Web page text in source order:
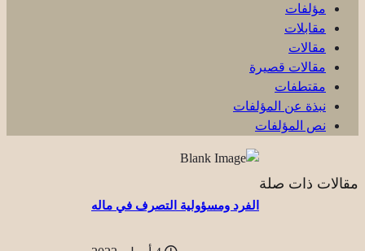
مؤلفات
مقابلات
مقالات
مقالات قصيرة
مقتطفات
نبذة عن المؤلفات
نص المؤلفات
مقالات ذات صلة
الفرد ومسؤولية التصرف في ماله